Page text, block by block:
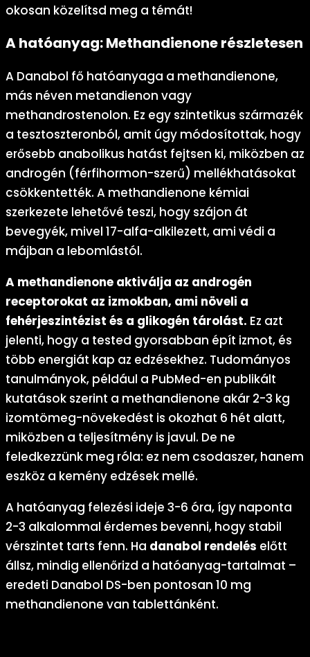
okosan közelítsd meg a témát!
A hatóanyag: Methandienone részletesen
A Danabol fő hatóanyaga a methandienone,
más néven metandienon vagy
methandrostenolon. Ez egy szintetikus származék
a tesztoszteronból, amit úgy módosítottak, hogy
erősebb anabolikus hatást fejtsen ki, miközben az
androgén (férfihormon-szerű) mellékhatásokat
csökkentették. A methandienone kémiai
szerkezete lehetővé teszi, hogy szájon át
bevegyék, mivel 17-alfa-alkilezett, ami védi a
májban a lebomlástól.
A methandienone aktiválja az androgén
receptorokat az izmokban, ami növeli a
fehérjeszintézist és a glikogén tárolást. Ez azt
jelenti, hogy a tested gyorsabban épít izmot, és
több energiát kap az edzésekhez. Tudományos
tanulmányok, például a PubMed-en publikált
kutatások szerint a methandienone akár 2-3 kg
izomtömeg-növekedést is okozhat 6 hét alatt,
miközben a teljesítmény is javul. De ne
feledkezzünk meg róla: ez nem csodaszer, hanem
eszköz a kemény edzések mellé.
A hatóanyag felezési ideje 3-6 óra, így naponta
2-3 alkalommal érdemes bevenni, hogy stabil
vérszintet tarts fenn. Ha danabol rendelés előtt
állsz, mindig ellenőrizd a hatóanyag-tartalmat –
eredeti Danabol DS-ben pontosan 10 mg
methandienone van tablettánként.